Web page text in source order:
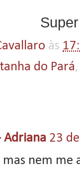
às
do Pará
Adriana 23
mas nem